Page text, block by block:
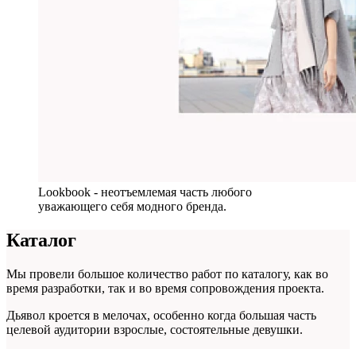
Lookbook - неотъемлемая часть любого
уважающего себя модного бренда.
Каталог
Мы провели большое количество работ по каталогу, как во
время разработки, так и во время сопровождения проекта.
Дьявол кроется в мелочах, особенно когда большая часть
целевой аудитории взрослые, состоятельные девушки.